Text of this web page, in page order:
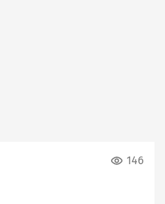
146